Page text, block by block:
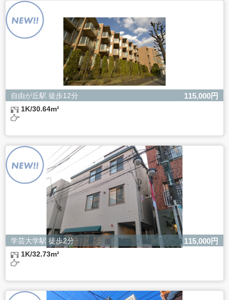
用目的の通知、開示、内容の訂正・追加・削除、利用の停
止または消去、第三者への提供の停止）に関して、下記の
当社問合わせ窓口に申し出ることができます。その際、当
社はお客様ご本人を確認させていただいたうえで、合理的
な間内に対応いたします。
【お問合せ窓口】
株式会社バレッグス 個人情報問合せ窓口
住所 東京都目黒区鷹番2-5-21
電話 03-3794-1115
お問合せメールアドレス privacy@balleggs.co.jp
受付時間：平日10：30～17：00 ※弊社公休日を除く
よるものです。
ただし、必要な項目をいただけない場合、適切な対応がで
きない場合があります。
自由が丘駅 徒歩12分 115,000円
1K/30.64m²
学芸大学駅 徒歩2分 115,000円
1K/32.73m²